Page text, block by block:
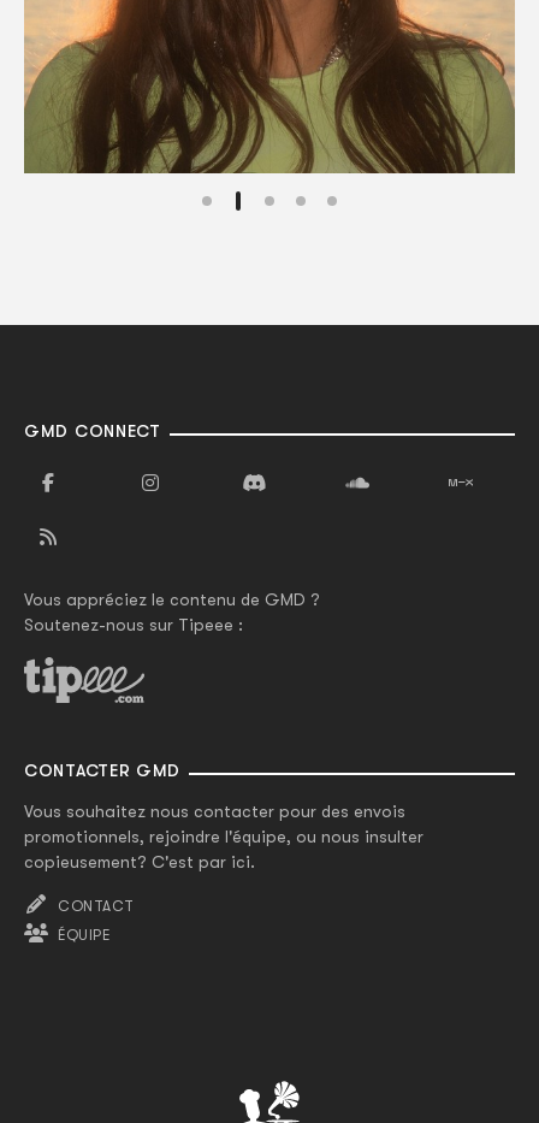
GMD CONNECT
Vous appréciez le contenu de GMD ?
Soutenez-nous sur Tipeee :
CONTACTER GMD
Vous souhaitez nous contacter pour des envois
promotionnels, rejoindre l'équipe, ou nous insulter
copieusement? C'est par ici.
CONTACT
ÉQUIPE